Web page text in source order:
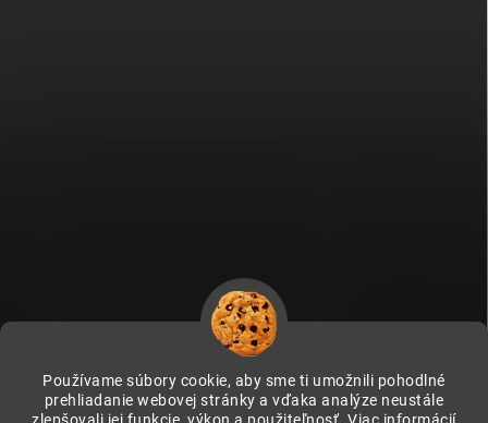
Používame súbory cookie, aby sme ti umožnili pohodlné
prehliadanie webovej stránky a vďaka analýze neustále